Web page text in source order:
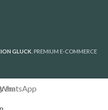
GLUCK . PREMIUM E-COMMERCE
WhatsApp